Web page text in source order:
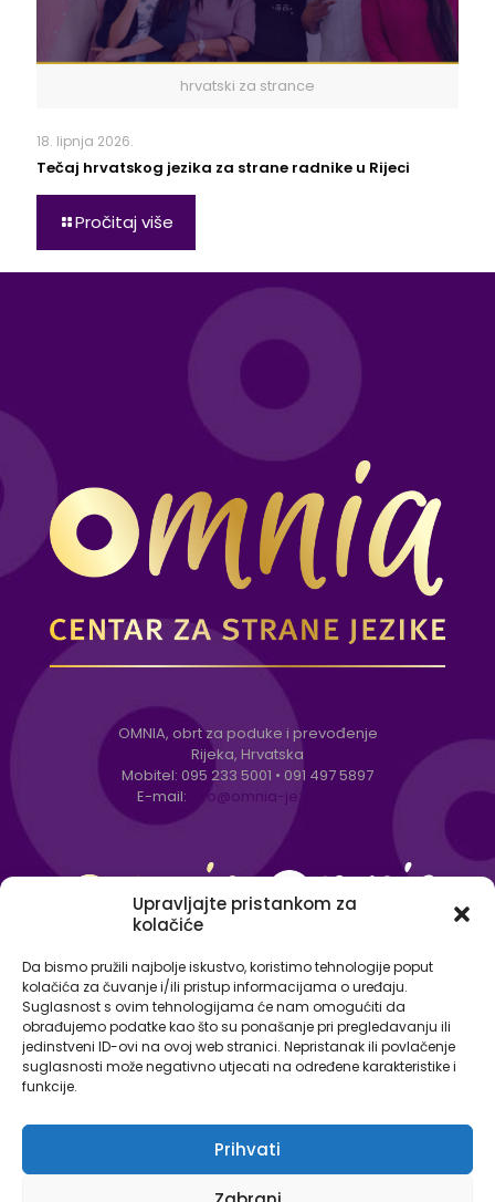
Upravljajte pristankom za
kolačiće
Da bismo pružili najbolje iskustvo, koristimo tehnologije poput
kolačića za čuvanje i/ili pristup informacijama o uređaju.
Suglasnost s ovim tehnologijama će nam omogućiti da
obrađujemo podatke kao što su ponašanje pri pregledavanju ili
jedinstveni ID-ovi na ovoj web stranici. Nepristanak ili povlačenje
suglasnosti može negativno utjecati na određene karakteristike i
funkcije.
Prihvati
hrvatski za strance
18. lipnja 2026.
Tečaj hrvatskog jezika za strane radnike u Rijeci
Pročitaj više
OMNIA, obrt za poduke i prevođenje
Rijeka, Hrvatska
Mobitel: 095 233 5001 • 091 497 5897
E-mail:
info@omnia-jezici.com
© Omnia - centar za strane jezike 2026. Sva prava